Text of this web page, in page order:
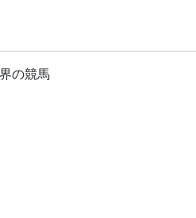
の競馬